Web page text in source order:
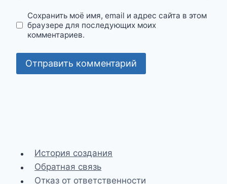
Сохранить моё имя, email и адрес сайта в этом
браузере для последующих моих
комментариев.
История создания
Обратная связь
Отказ от ответственности